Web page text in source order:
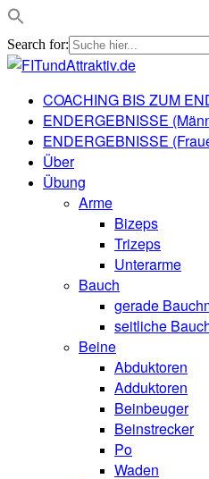
Search for:
COACHING BIS ZUM
ENDERGEBNISSE
ENDERGEBNISSE
Über
Übung
Arme
Bizeps
Trizeps
Unterarme
Bauch
gerade
seitliche
Beine
Abduktoren
Adduktoren
Beinbeuger
Beinstrecker
Po
Waden